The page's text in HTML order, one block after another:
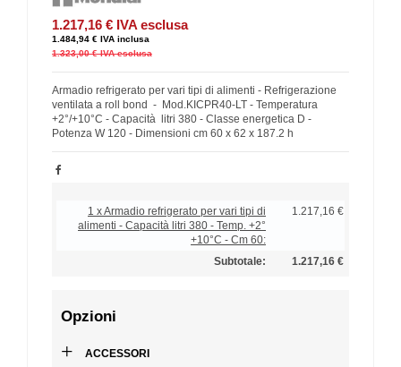
1.217,16 € IVA esclusa
1.484,94 € IVA inclusa
1.323,00 € IVA esclusa
Armadio refrigerato per vari tipi di alimenti - Refrigerazione
ventilata a roll bond - Mod.KICPR40-LT - Temperatura
+2°/+10°C - Capacità litri 380 - Classe energetica D -
Potenza W 120 - Dimensioni cm 60 x 62 x 187.2 h
1 x Armadio refrigerato per vari tipi di
alimenti - Capacità litri 380 - Temp. +2°
+10°C - Cm 60:
1.217,16 €
Subtotale: 1.217,16 €
Opzioni
+ ACCESSORI